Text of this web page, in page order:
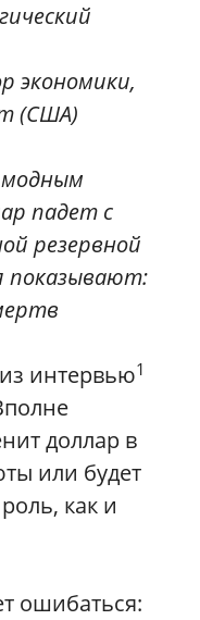
экономики,
(США)
модным
падет с
резервной
показывают:
интервью1
доллар в
или будет
как и
ошибаться: